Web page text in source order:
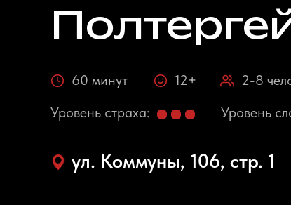
60 минут
Уровень страха:
12+ 2-8
Уровень
ул. Коммуны, 106, стр. 1